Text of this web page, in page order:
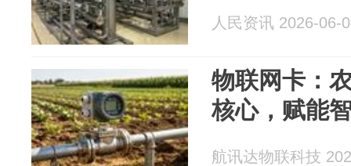
人民资讯 2026-06-
物联网卡：
核心，赋能
航讯达物联科技